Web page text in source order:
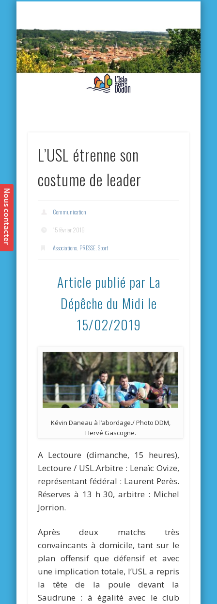
L’USL étrenne son
costume de leader
Communication
15 février 2019
Associations PRESSE ,Sport
Article publié par La
Dépêche du Midi le
15/02/2019
Kévin Daneau à l’abordage./ Photo DDM,
Hervé Gascogne.
A Lectoure (dimanche, 15 heures),
Lectoure / USL.Arbitre : Lenaïc Ovize,
représentant fédéral : Laurent Perès.
Réserves à 13 h 30, arbitre : Michel
Jorrion.
Après deux matchs très
convaincants à domicile, tant sur le
plan offensif que défensif et avec
une implication totale, l’USL a repris
la tête de la poule devant la
Saudrune : à égalité avec le club